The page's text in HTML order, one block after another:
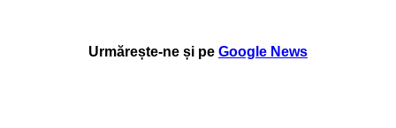
Urmărește-ne și pe Google News